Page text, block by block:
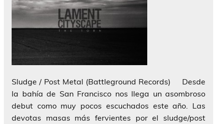
Sludge / Post Metal (Battleground Records) Desde
la bahía de San Francisco nos llega un asombroso
debut como muy pocos escuchados este año. Las
devotas masas más fervientes por el sludge/post